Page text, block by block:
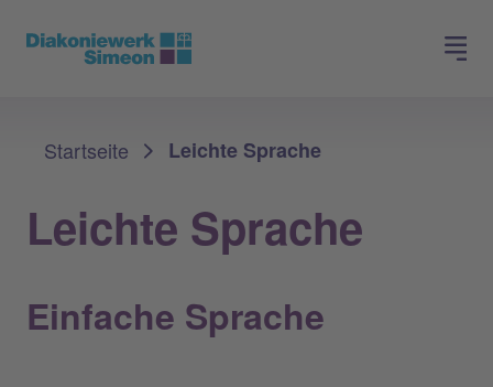
Spenden
Startseite
Leichte Sprache
Leichte Sprache
Einfache Sprache